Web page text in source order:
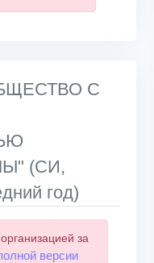
С
(СИ,
год)
за
версии